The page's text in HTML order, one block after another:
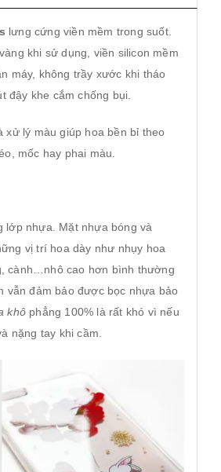
lưng cứng viền mềm trong suốt.
khi sử dụng, viền silicon mềm
máy, không trầy xước khi tháo
đậy khe cắm chống bụi.
xử lý màu giúp hoa bền bỉ theo
mốc hay phai màu.
lớp nhựa. Mặt nhựa bóng và
vị trí hoa dày như nhụy hoa
cành…nhô cao hơn bình thường
vẫn đảm bảo được bọc nhựa bảo
khôphẳng 100% là rất khó vì nếu
nặng tay khi cầm.